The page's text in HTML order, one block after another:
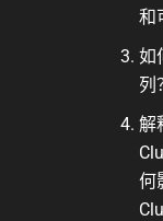
和
如
列
解
何